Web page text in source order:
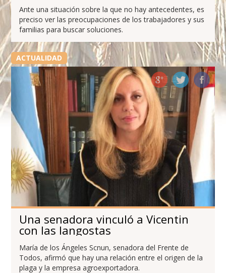
Ante una situación sobre la que no hay antecedentes, es
preciso ver las preocupaciones de los trabajadores y sus
familias para buscar soluciones.
ACTUALIDAD
Una senadora vinculó a Vicentin
con las langostas
María de los Ángeles Scnun, senadora del Frente de
Todos, afirmó que hay una relación entre el origen de la
plaga y la empresa agroexportadora.